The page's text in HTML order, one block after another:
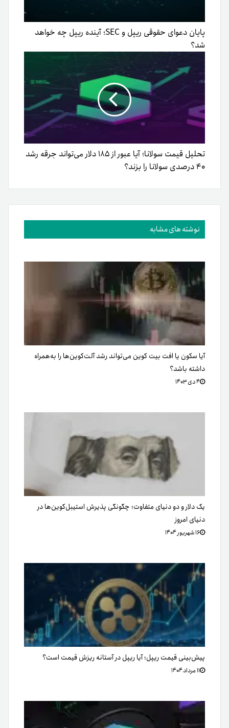
پایان دعوای حقوقی ریپل و SEC؛ آینده ریپل چه خواهد
شد؟
تحلیل قیمت سولانا؛ آیا عبور از ۱۸۵ دلار می‌تواند جرقه رشد
۴۰ درصدی سولانا را بزند؟
نوشته های مشابه
آیا سکون یا افت بیت کوین می‌تواند رشد آلت‌کوین‌ها را به‌همراه
داشته باشد؟
۴ دی ۱۴۰۳
یک دلار و دو دنیای متفاوت؛ چگونگی پذیرش استیبل‌کوین‌ها در
دنیای امروز
۱۶ شهریور ۱۴۰۴
پیش‌بینی قیمت ریپل؛ آیا ریپل در آستانه ریزش قیمت است؟
۱۱ مرداد ۱۴۰۴